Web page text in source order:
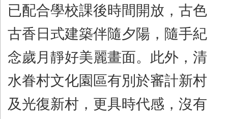
已配合學校課後時間開放，古色
古香日式建築伴隨夕陽，隨手紀
念歲月靜好美麗畫面。此外，清
水眷村文化園區有別於審計新村
及光復新村，更具時代感，沒有